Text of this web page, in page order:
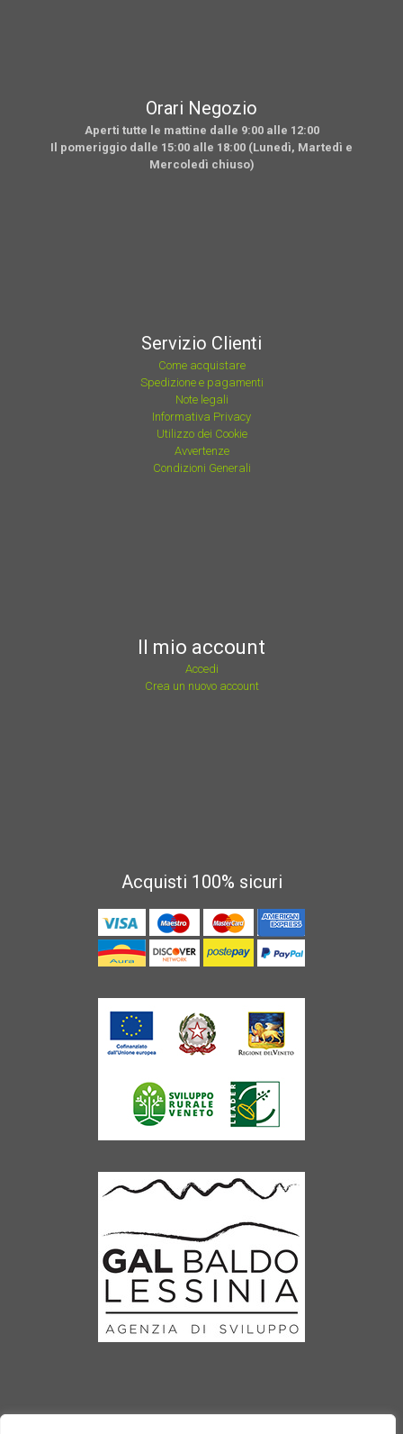
Orari Negozio
Aperti tutte le mattine dalle 9:00 alle 12:00
Il pomeriggio dalle 15:00 alle 18:00 (Lunedì, Martedì e
Mercoledì chiuso)
Servizio Clienti
Come acquistare
Spedizione e pagamenti
Note legali
Informativa Privacy
Utilizzo dei Cookie
Avvertenze
Condizioni Generali
Il mio account
Accedi
Crea un nuovo account
Acquisti 100% sicuri